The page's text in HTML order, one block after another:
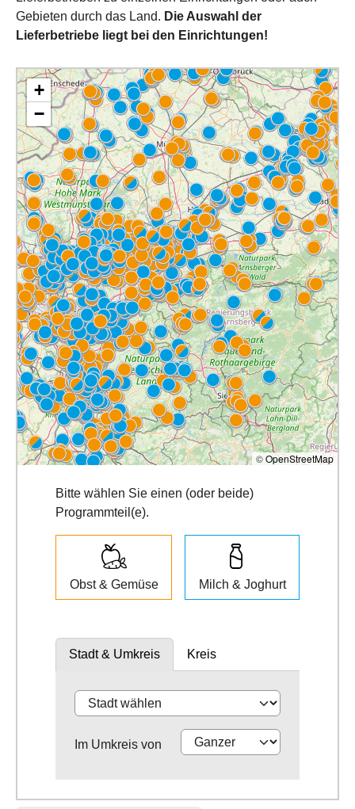
Gebieten durch das Land. Die Auswahl der
Lieferbetriebe liegt bei den Einrichtungen!
Bitte wählen Sie einen (oder beide)
Programmteil(e).
Obst & Gemüse Milch & Joghurt
Stadt & Umkreis Kreis
Im Umkreis von
+
−
©OpenStreetMap